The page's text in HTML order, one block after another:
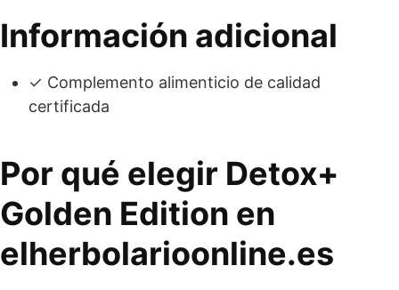
Información adicional
✓ Complemento alimenticio de calidad
certificada
Por qué elegir Detox+
Golden Edition en
elherbolarioonline.es